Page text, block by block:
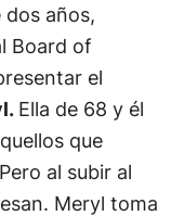
dos años,
Board of
el
Ella de 68 y él
que
al subir al
Meryl toma